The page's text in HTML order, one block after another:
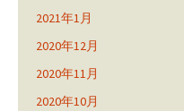
2021年1月
2020年12月
2020年11月
2020年10月